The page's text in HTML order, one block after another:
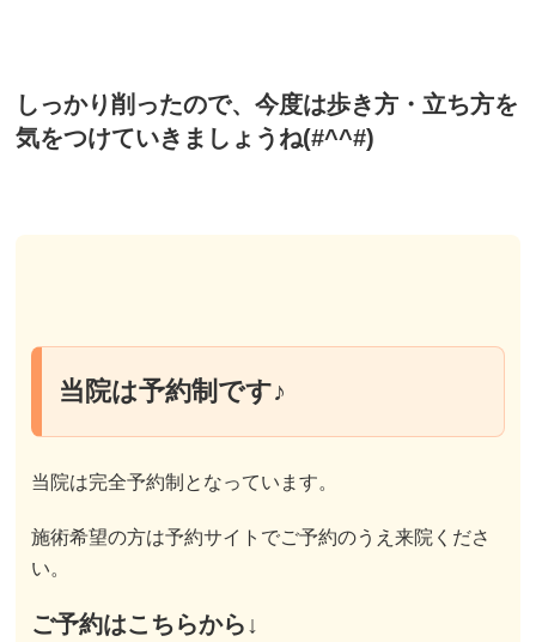
しっかり削ったので、今度は歩き方・立ち方を
気をつけていきましょうね(#^^#)
当院は予約制です♪
当院は完全予約制となっています。
施術希望の方は予約サイトでご予約のうえ来院くださ
い。
ご予約はこちらから↓